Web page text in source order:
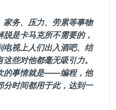
家务、压力、劳累等事物
是卡马克所不需要的，
视上人们出入酒吧、结
些对他都毫无吸引力。
的事情就是——编程，他
分时间都用于此，达到一